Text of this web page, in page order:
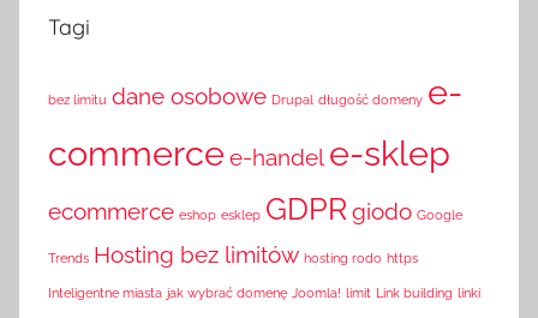
Tagi
bez limitu dane osobowe Drupal długość domeny e-
commercee-handel e-sklep
ecommerce eshop esklep GDPRgiodo Google
Trends Hosting bez limitów hosting rodo https
Inteligentne miasta jak wybrać domenę Joomla! limit Link building linki